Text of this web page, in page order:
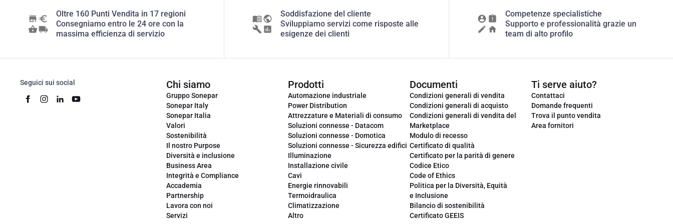
Oltre 160 Punti Vendita in 17 regioni
Consegniamo entro le 24 ore con la
massima efficienza di servizio
Soddisfazione del cliente
Sviluppiamo servizi come risposte alle
esigenze dei clienti
Competenze specialistiche
Supporto e professionalità grazie un
team di alto profilo
Seguici sui social Chi siamo
Gruppo Sonepar
Sonepar Italy
Sonepar Italia
Valori
Sostenibilità
Il nostro Purpose
Diversità e inclusione
Business Area
Integrità e Compliance
Accademia
Partnership
Lavora con noi
Servizi
Prodotti
Automazione industriale
Power Distribution
Attrezzature e Materiali di consumo
Soluzioni connesse - Datacom
Soluzioni connesse - Domotica
Soluzioni connesse - Sicurezza edifici
Illuminazione
Installazione civile
Cavi
Energie rinnovabili
Termoidraulica
Climatizzazione
Altro
Documenti
Condizioni generali di vendita
Condizioni generali di acquisto
Condizioni generali di vendita del
Marketplace
Modulo di recesso
Certificato di qualità
Certificato per la parità di genere
Codice Etico
Code of Ethics
Politica per la Diversità, Equità
e Inclusione
Bilancio di sostenibilità
Certificato GEEIS
Ti serve aiuto?
Contattaci
Domande frequenti
Trova il punto vendita
Area fornitori